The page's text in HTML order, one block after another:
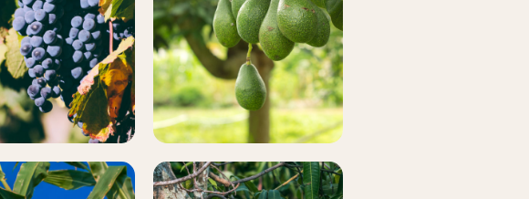
Más
información
Más
información